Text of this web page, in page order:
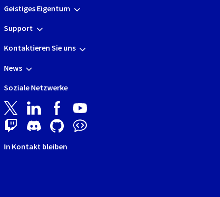
Geistiges Eigentum
Support
Kontaktieren Sie uns
News
Soziale Netzwerke
In Kontakt bleiben